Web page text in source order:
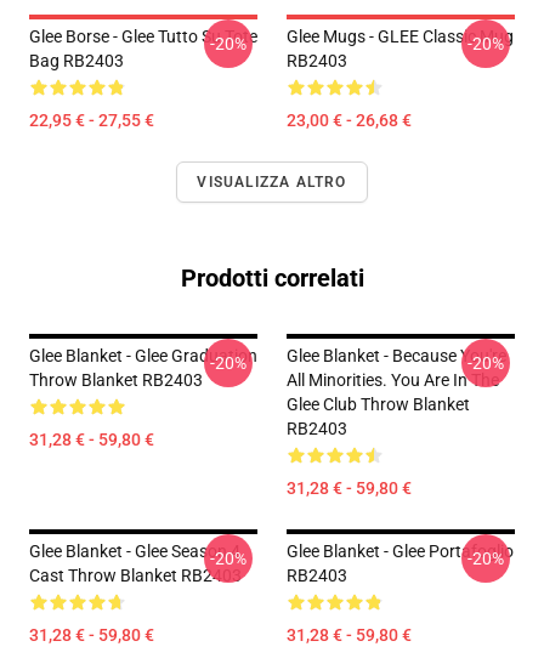
Glee Borse - Glee Tutto Su Tote
Bag RB2403
22,95 € - 27,55 €
-20%
Glee Mugs - GLEE Classic Mug
RB2403
23,00 € - 26,68 €
-20%
VISUALIZZA ALTRO
Prodotti correlati
Glee Blanket - Glee Graduation
Throw Blanket RB2403
31,28 € - 59,80 €
-20%
Glee Blanket - Because You're
All Minorities. You Are In The
Glee Club Throw Blanket
RB2403
31,28 € - 59,80 €
-20%
Glee Blanket - Glee Season 4
Cast Throw Blanket RB2403
31,28 € - 59,80 €
-20%
Glee Blanket - Glee Portafoglio
RB2403
31,28 € - 59,80 €
-20%